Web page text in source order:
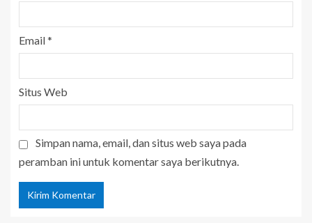
Email*
Situs Web
Simpan nama, email, dan situs web saya pada
peramban ini untuk komentar saya berikutnya.